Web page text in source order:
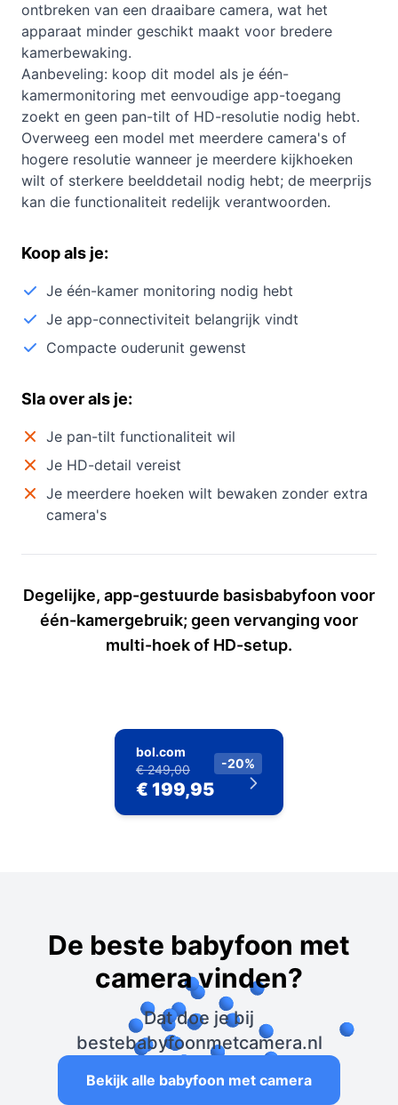
ontbreken van een draaibare camera, wat het
apparaat minder geschikt maakt voor bredere
kamerbewaking.
Aanbeveling: koop dit model als je één-
kamermonitoring met eenvoudige app-toegang
zoekt en geen pan-tilt of HD-resolutie nodig hebt.
Overweeg een model met meerdere camera's of
hogere resolutie wanneer je meerdere kijkhoeken
wilt of sterkere beelddetail nodig hebt; de meerprijs
kan die functionaliteit redelijk verantwoorden.
Koop als je:
Je één-kamer monitoring nodig hebt
Je app-connectiviteit belangrijk vindt
Compacte ouderunit gewenst
Sla over als je:
Je pan-tilt functionaliteit wil
Je HD-detail vereist
Je meerdere hoeken wilt bewaken zonder extra
camera's
Degelijke, app-gestuurde basisbabyfoon voor
één-kamergebruik; geen vervanging voor
multi-hoek of HD-setup.
bol.com
€ 249,00
€ 199,95
-20%
De beste babyfoon met
camera vinden?
Dat doe je bij
bestebabyfoonmetcamera.nl
Bekijk alle babyfoon met camera